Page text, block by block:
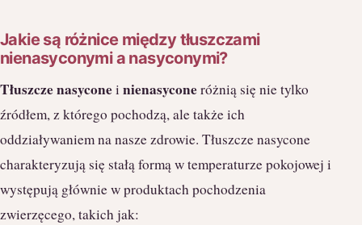
Jakie są różnice między tłuszczami
nienasyconymi a nasyconymi?
Tłuszcze nasyconei nienasyconeróżnią się nie tylko
źródłem, z którego pochodzą, ale także ich
oddziaływaniem na nasze zdrowie. Tłuszcze nasycone
charakteryzują się stałą formą w temperaturze pokojowej i
występują głównie w produktach pochodzenia
zwierzęcego, takich jak: